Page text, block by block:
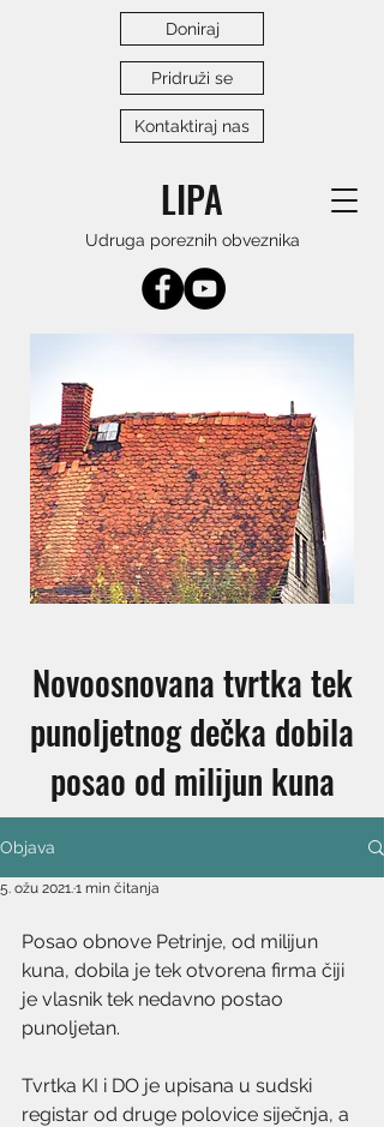
LIPA
Udruga poreznih obveznika
Doniraj
Pridruži se
Kontaktiraj nas
Novoosnovana tvrtka tek
punoljetnog dečka dobila
posao od milijun kuna
Objava
5. ožu 2021.1 min čitanja
Posao obnove Petrinje, od milijun
kuna, dobila je tek otvorena firma čiji
je vlasnik tek nedavno postao
punoljetan.
Tvrtka KI i DO je upisana u sudski
registar od druge polovice siječnja, a